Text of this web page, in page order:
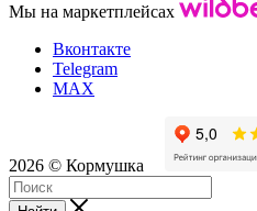
Мы на маркетплейсах
Вконтакте
Telegram
MAX
2026 © Кормушка